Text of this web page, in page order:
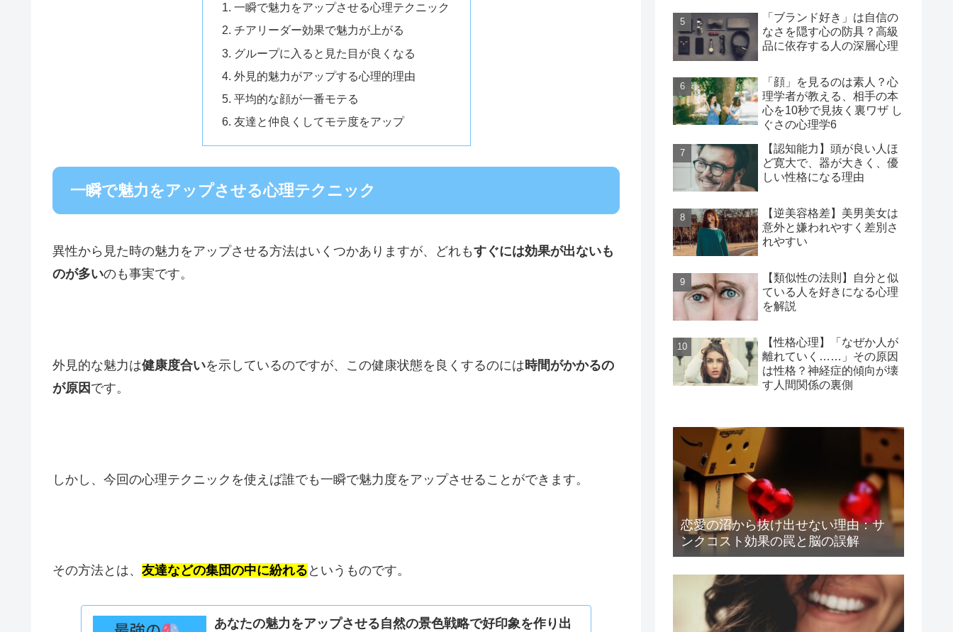
一瞬で魅力をアップさせる心理テクニック
チアリーダー効果で魅力が上がる
グループに入ると見た目が良くなる
外見的魅力がアップする心理的理由
平均的な顔が一番モテる
友達と仲良くしてモテ度をアップ
一瞬で魅力をアップさせる心理テクニック
異性から見た時の魅力をアップさせる方法はいくつかありますが、どれもすぐには効果が出ないも
のが多いのも事実です。
外見的な魅力は健康度合いを示しているのですが、この健康状態を良くするのには 時間がかかるの
が原因 です。
しかし、今回の心理テクニックを使えば誰でも一瞬で魅力度をアップさせることができます。
その方法とは、 友達などの集団の中に紛れる というものです。
あなたの魅力をアップさせる自然の景色戦略で好印象を作り出
「ブランド好き」は自信の
なさを隠す心の防具？高級
品に依存する人の深層心理
「顔」を見るのは素人？心
理学者が教える、相手の本
心を10秒で見抜く裏ワザ し
ぐさの心理学6
【認知能力】頭が良い人ほ
ど寛大で、器が大きく、優
しい性格になる理由
【逆美容格差】美男美女は
意外と嫌われやすく差別さ
れやすい
【類似性の法則】自分と似
ている人を好きになる心理
を解説
【性格心理】「なぜか人が
離れていく……」その原因
は性格？神経症的傾向が壊
す人間関係の裏側
恋愛の沼から抜け出せない理由：サ
ンクコスト効果の罠と脳の誤解